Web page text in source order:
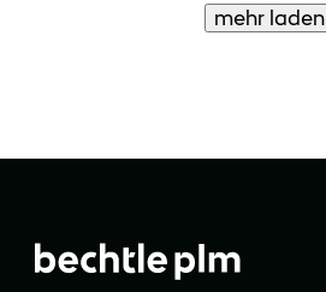
mehr laden